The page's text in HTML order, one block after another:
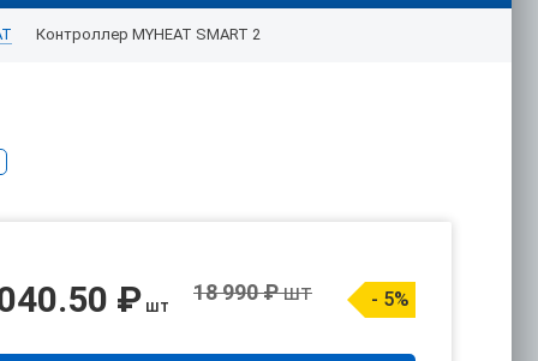
Контроллер MYHEAT SMART 2
₽ шт
18 990 ₽шт - 5%